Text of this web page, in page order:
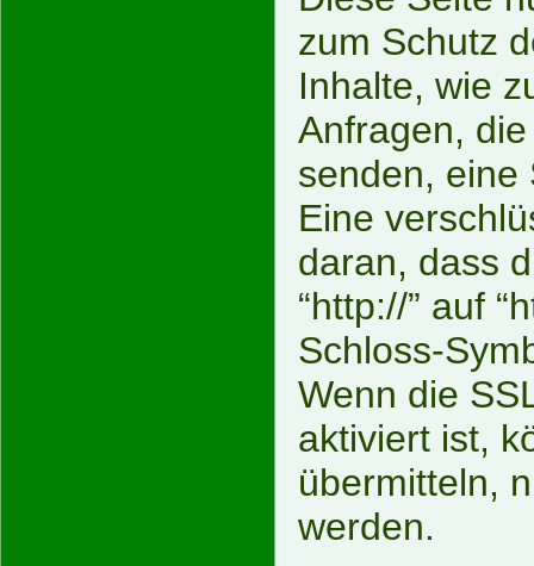
zum Schutz
Inhalte, wie
Anfragen,
senden, eine
Eine
daran, dass
“http://” auf
Schloss-
Wenn die
aktiviert ist,
übermitteln,
werden.